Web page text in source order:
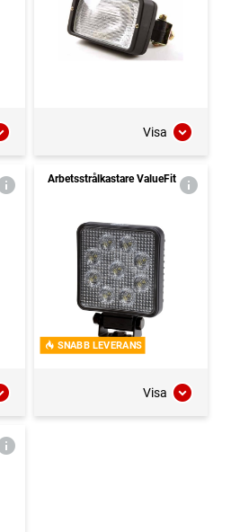
Visa
Arbetsstrålkastare ValueFit
SNABB LEVERANS
Visa